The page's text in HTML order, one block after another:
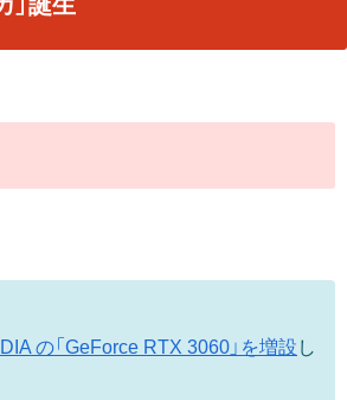
の「GeForce RTX 3060」を増設 し